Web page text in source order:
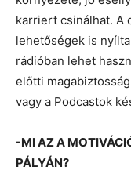
karriert csinálhat. A
lehetőségek is
rádióban lehet
előtti
vagy a Podcastok
-MI AZ A
PÁLYÁN?